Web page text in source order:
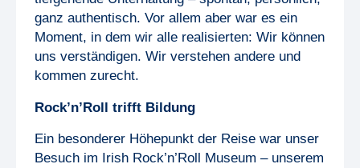
ganz authentisch. Vor allem aber war es ein
Moment, in dem wir alle realisierten: Wir können
uns verständigen. Wir verstehen andere und
kommen zurecht.
Rock’n’Roll trifft Bildung
Ein besonderer Höhepunkt der Reise war unser
Besuch im Irish Rock’n’Roll Museum – unserem